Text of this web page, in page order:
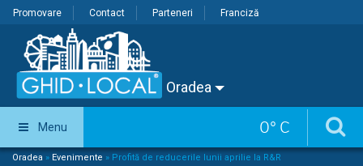
Promovare Contact Parteneri Franciză
Oradea
0° C
Menu
Oradea » Evenimente » Profită de reducerile lunii aprilie la R&R